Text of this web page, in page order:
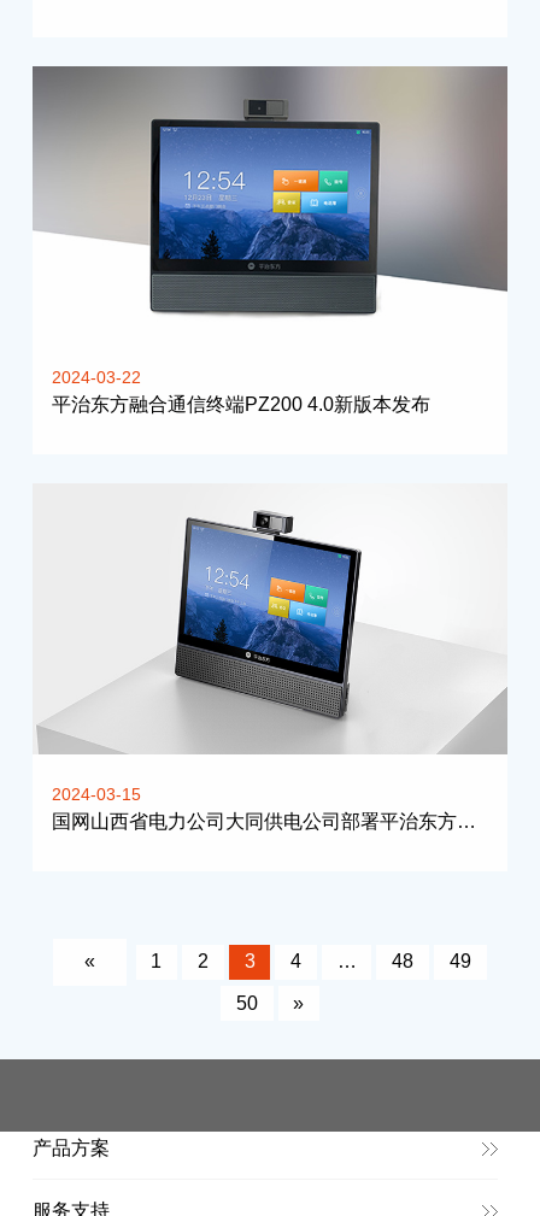
2024-03-22
平治东方融合通信终端PZ200 4.0新版本发布
2024-03-15
国网山西省电力公司大同供电公司部署平治东方融合通信终端
« 1 2 3 4 … 48 49
50 »
产品方案
服务支持